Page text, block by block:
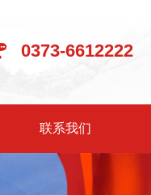
0373-6612222
联系我们